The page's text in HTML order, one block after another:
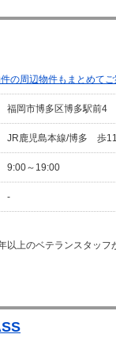
の周辺物件もまとめて
福岡市博多区博多駅前4
JR鹿児島本線/博多 歩
9:00～19:00
-
上のベテランスタッフ